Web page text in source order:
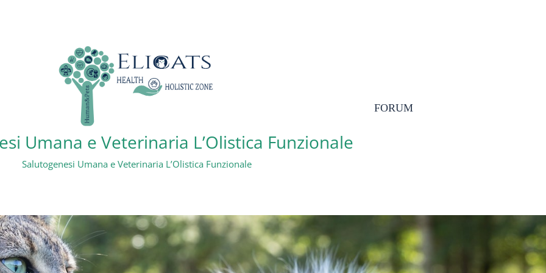
Umana e Veterinaria L’Olistica Funzionale
Salutogenesi Umana e Veterinaria L’Olistica Funzionale
FORUM